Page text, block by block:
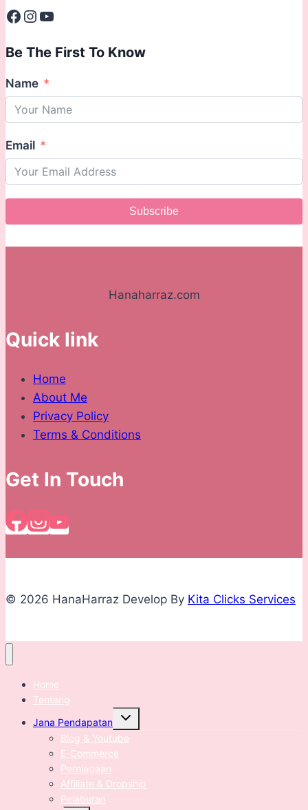
Facebook
Instagram
YouTube
Be The First To Know
Name
Email
Subscribe
Hanaharraz.com
Quick link
Home
About Me
Privacy Policy
Terms & Conditions
Get In Touch
© 2026 HanaHarraz Develop By Kita Clicks Services
Home
Tentang
Jana Pendapatan
Expand
menu
Blog & Youtube
E-Commerce
Perniagaan
Affiliate & Dropship
Pelaburan